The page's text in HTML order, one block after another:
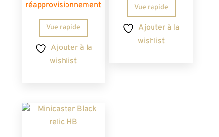
réapprovisionnement
Vue rapide
Ajouter à la
wishlist
Vue rapide
Ajouter à la
wishlist